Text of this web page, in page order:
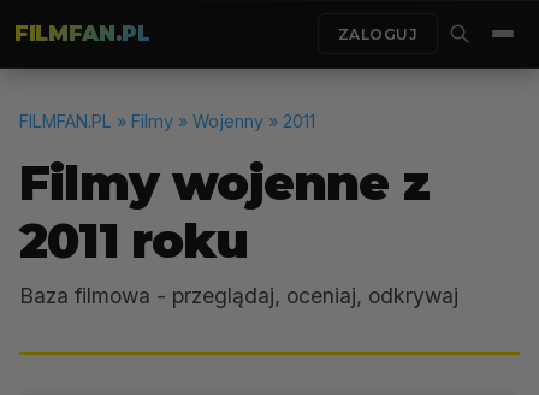
FILMFAN.PL ZALOGUJ
FILMFAN.PL » Filmy » Wojenny » 2011
Filmy wojenne z
2011 roku
Baza filmowa - przeglądaj, oceniaj, odkrywaj